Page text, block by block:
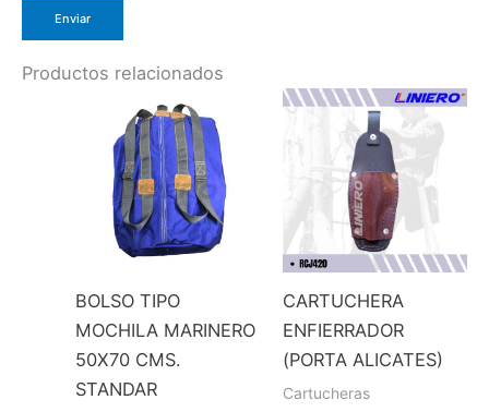
Productos relacionados
BOLSO TIPO
MOCHILA MARINERO
50X70 CMS.
STANDAR
CARTUCHERA
ENFIERRADOR
(PORTA ALICATES)
Cartucheras